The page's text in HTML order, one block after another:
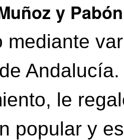
y Pabón
mediante
le
popular y